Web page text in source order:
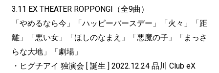
3.11 EX THEATER ROPPONGI（全9曲）
「やめるなら今」「ハッピーバースデー」「火々」「距
離」「悪い女」「ほしのなまえ」「悪魔の子」「まっさ
らな大地」「劇場」
・ヒグチアイ 独演会 [ 誕生 ] 2022.12.24 品川 Club eX